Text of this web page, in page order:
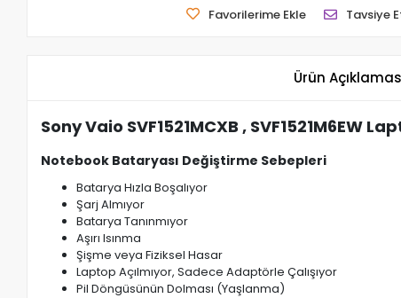
Favorilerime Ekle Tavsiye
Ürün
Sony Vaio SVF1521MCXB , SVF1521M6EW
Notebook Bataryası Değiştirme Sebepleri
Batarya Hızla Boşalıyor
Şarj Almıyor
Batarya Tanınmıyor
Aşırı Isınma
Şişme veya Fiziksel Hasar
Laptop Açılmıyor, Sadece Adaptörle Çalışıyor
Pil Döngüsünün Dolması (Yaşlanma)